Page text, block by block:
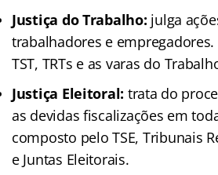
Justiça do Trabalho: julga
trabalhadores e
TST, TRTs e as varas do
Justiça Eleitoral: trata do
as devidas fiscalizações em
composto pelo TSE, Tribunais
e Juntas Eleitorais.